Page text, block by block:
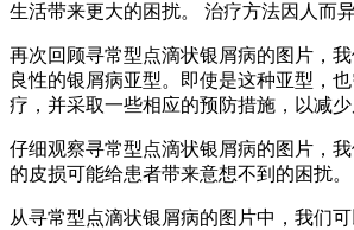
生活带来更大的困扰。 治疗方法因人而
再次回顾寻常型点滴状银屑病的图片，
良性的银屑病亚型。即使是这种亚型，
疗，并采取一些相应的预防措施，以减少
仔细观察寻常型点滴状银屑病的图片，
的皮损可能给患者带来意想不到的困扰。
从寻常型点滴状银屑病的图片中，我们